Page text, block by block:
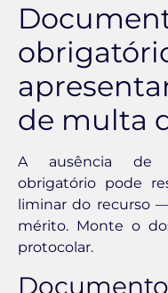
de multa
A ausência de
obrigatório pode
liminar do recurso
mérito. Monte o
protocolar.